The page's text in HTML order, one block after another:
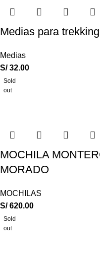
Medias para
Medias
S/32.00
Sold
out
MOCHILA
MORADO
MOCHILAS
S/620.00
Sold
out